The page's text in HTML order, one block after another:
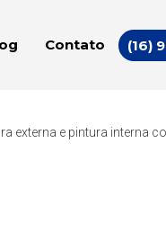
Contato (16)
e pintura interna